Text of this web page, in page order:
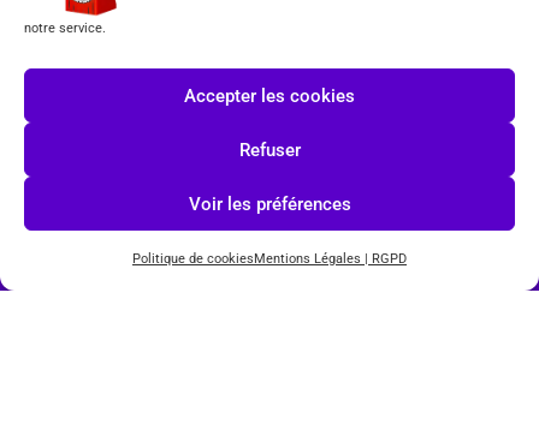
notre service.
Accepter les cookies
Refuser
Voir les préférences
Politique de cookiesMentions Légales | RGPD
INSCRIPTION À LA NEWSLETTER